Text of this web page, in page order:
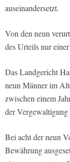
auseinandersetzt.
Von den neun
des Urteils nur
Das Landgericht
neun Männer im
zwischen einem
der Vergewaltigung
Bei acht der neun
Bewährung